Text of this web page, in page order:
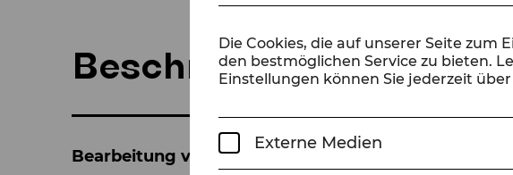
Die Cookies, die auf unserer Seite zum
den bestmöglichen Service zu bieten.
Einstellungen können Sie jederzeit
Externe Medien
Beschreibung
Bearbeitung von Francesc Abós und Barbara